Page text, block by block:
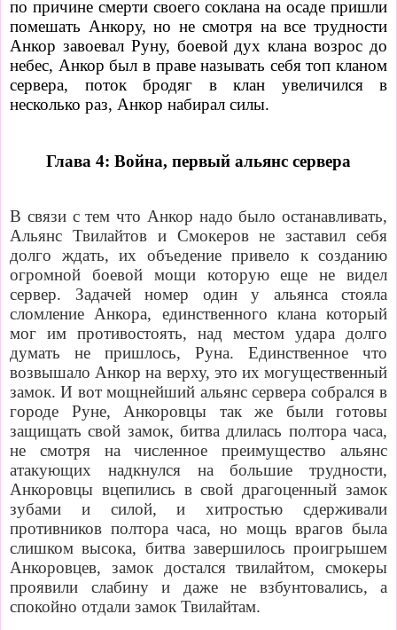
по причине смерти своего соклана на осаде пришли
помешать Анкору, но не смотря на все трудности
Анкор завоевал Руну, боевой дух клана возрос до
небес, Анкор был в праве называть себя топ кланом
сервера, поток бродяг в клан увеличился в
несколько раз, Анкор набирал силы.
Глава 4: Война, первый альянс сервера
В связи с тем что Анкор надо было останавливать,
Альянс Твилайтов и Смокеров не заставил себя
долго ждать, их объедение привело к созданию
огромной боевой мощи которую еще не видел
сервер. Задачей номер один у альянса стояла
сломление Анкора, единственного клана который
мог им противостоять, над местом удара долго
думать не пришлось, Руна. Единственное что
возвышало Анкор на верху, это их могущественный
замок. И вот мощнейший альянс сервера собрался в
городе Руне, Анкоровцы так же были готовы
защищать свой замок, битва длилась полтора часа,
не смотря на численное преимущество альянс
атакующих надкнулся на большие трудности,
Анкоровцы вцепились в свой драгоценный замок
зубами и силой, и хитростью сдерживали
противников полтора часа, но мощь врагов была
слишком высока, битва завершилось проигрышем
Анкоровцев, замок достался твилайтом, смокеры
проявили слабину и даже не взбунтовались, а
спокойно отдали замок Твилайтам.